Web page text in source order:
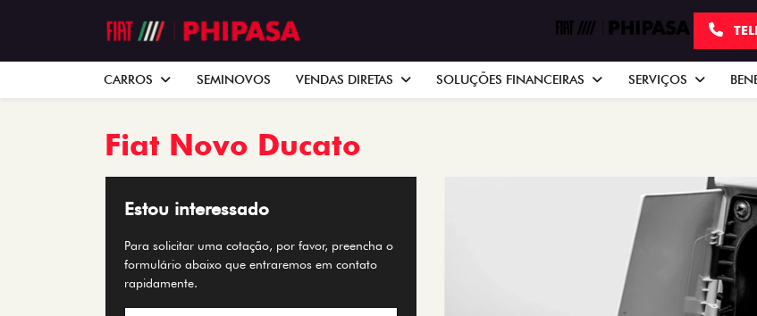
CARROS SEMINOVOS VENDAS DIRETAS SOLUÇÕES FINANCEIRAS SERVIÇOS
Fiat Novo Ducato
Estou interessado
Para solicitar uma cotação, por favor, preencha o
formulário abaixo que entraremos em contato
rapidamente.